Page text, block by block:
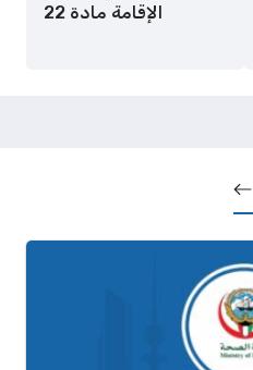
الإقامة مادة 22